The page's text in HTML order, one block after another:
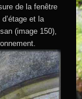
de la fenêtre
et la
(image 150),